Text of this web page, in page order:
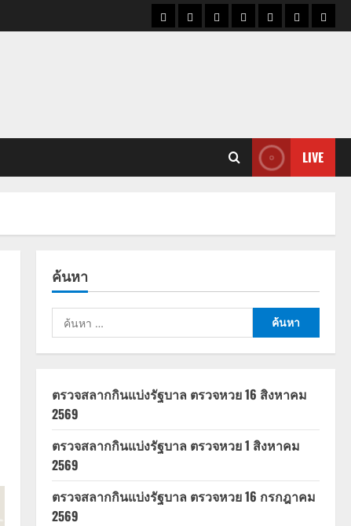
ราคาแนว
ข่าว
ข่าว
ดูด
ที่
ผู้ชา
LIVE
ค้นหา
ค้นหา
สำหรับ:
ตรวจสลากกินแบ่งรัฐบาล ตรวจหวย 16 สิงหาคม
2569
ตรวจสลากกินแบ่งรัฐบาล ตรวจหวย 1 สิงหาคม
2569
ตรวจสลากกินแบ่งรัฐบาล ตรวจหวย 16 กรกฎาคม
2569